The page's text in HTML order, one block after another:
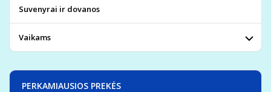
Suvenyrai ir dovanos
Vaikams
PERKAMIAUSIOS PREKĖS